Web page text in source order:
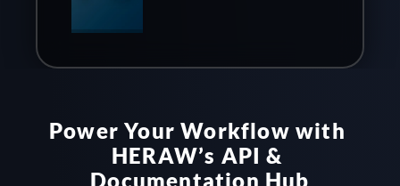
Power Your Workflow with
HERAW’s API &
Documentation Hub